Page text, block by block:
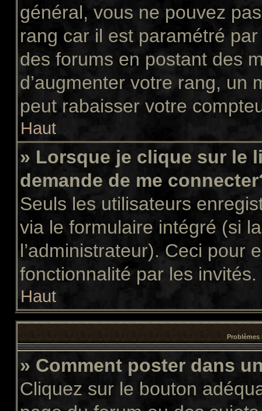
général, vous ne pouvez
rang car il est paramétré
des forums en postant des
d’augmenter votre rang, un
peut rabaisser votre
Haut
» Lorsque je clique sur le
demande de me
Seuls les utilisateurs
via le formulaire intégré (si
l’administrateur). Ceci pour
fonctionnalité par les invités.
Haut
Problèmes
» Comment poster dans
Cliquez sur le bouton